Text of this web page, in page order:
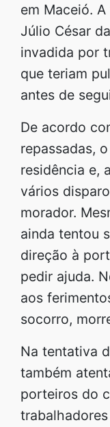
em Maceió.
Júlio César
invadida por
que teriam
antes de
De acordo
repassadas,
residência e,
vários
morador.
ainda tentou
direção à
pedir ajuda.
aos
socorro,
Na tentativa
também
porteiros do